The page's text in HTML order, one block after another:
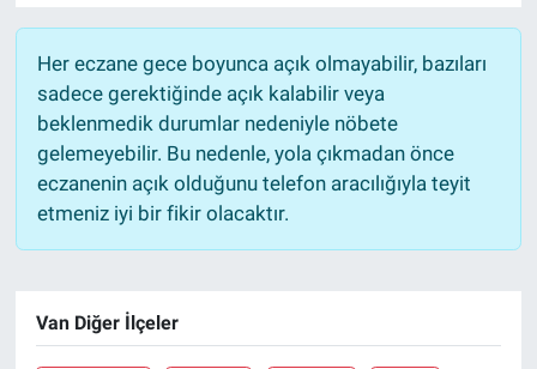
Her eczane gece boyunca açık olmayabilir, bazıları
sadece gerektiğinde açık kalabilir veya
beklenmedik durumlar nedeniyle nöbete
gelemeyebilir. Bu nedenle, yola çıkmadan önce
eczanenin açık olduğunu telefon aracılığıyla teyit
etmeniz iyi bir fikir olacaktır.
Van Diğer İlçeler